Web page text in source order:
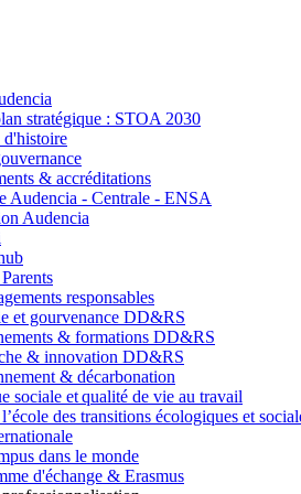
stratégique : STOA 2030
& accréditations
Audencia - Centrale - ENSA
Audencia
responsables
et gourvenance DD&RS
& formations DD&RS
& innovation DD&RS
& décarbonation
sociale et qualité de vie au travail
des transitions écologiques et
dans le monde
d'échange & Erasmus